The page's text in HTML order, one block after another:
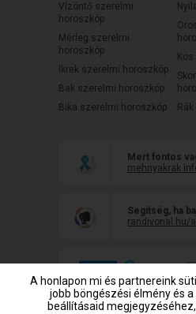
Vízöntő szerelmi
horoszkóp
Mérleg szerelmi
horoszkóp
Ikrek szerelmi horoszkóp
Bak szerelmi horoszkóp
Bika szerelmi horoszkóp
Mert fontos
Segítség, ha
randivonal.hu/
A honlapon mi és partnereink
jobb böngészési élmény és
beállításaid